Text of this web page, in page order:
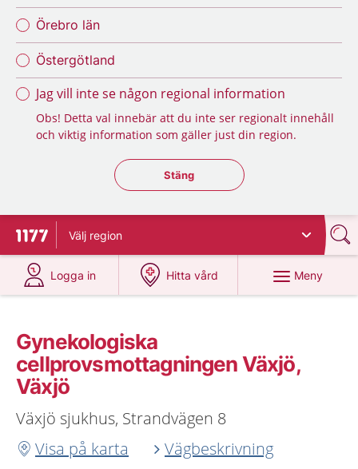
Örebro län
Östergötland
Jag vill inte se någon regional information
Obs! Detta val innebär att du inte ser regionalt innehåll
och viktig information som gäller just din region.
Stäng regionsväljaren
Stäng
Till startsidan för 1177
Välj region
Logga in
på 1177.se
Hitta vård
på 1177.se
Meny
Gynekologiska
cellprovsmottagningen Växjö,
Växjö
Växjö sjukhus, Strandvägen 8
Visa på karta
Vägbeskrivning